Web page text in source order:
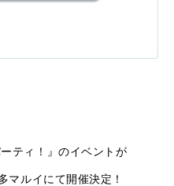
ティ！』のイベントが
マルイにて開催決定！